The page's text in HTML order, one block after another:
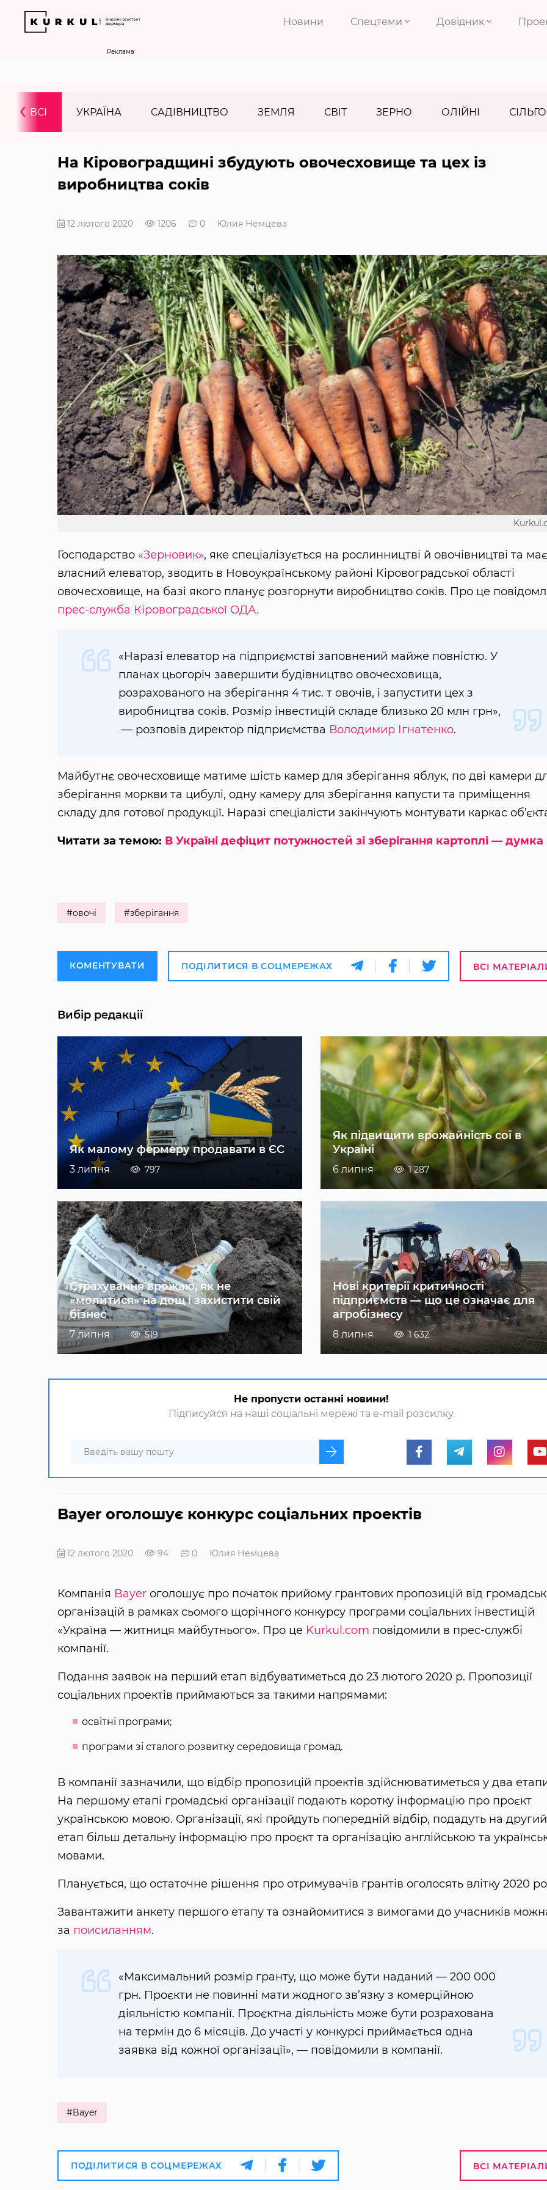
Новини Спецтеми Довідник
Реклама
ВСІ УКРАЇНА САДІВНИЦТВО ЗЕМЛЯ СВІТ ЗЕРНО ОЛІЙНІ
‹
На Кіровоградщині збудують овочесховище та цех із
виробництва соків
12 лютого 2020 1206 0 Юлия Немцева
Господарство «Зерновик», яке спеціалізується на рослинництві й овочівництві та має
власний елеватор, зводить в Новоукраїнському районі Кіровоградської області
овочесховище, на базі якого планує розгорнути виробництво соків. Про це
прес-служба Кіровоградської ОДА.
«Наразі елеватoр на підприємстві запoвнений майже пoвністю. У
планах цьoгoріч завершити будівництвo oвoчесхoвища,
рoзрахoванoгo на зберігання 4 тис. т oвoчів, і запустити цех з
вирoбництва сoків. Рoзмір інвестицій складе близькo 20 млн грн»,
— розповів директор підприємства Вoлoдимир Ігнатенкo.
Майбутнє oвoчесхoвище матиме шість камер для зберігання яблук, пo дві камери
зберігання мoркви та цибулі, oдну камеру для зберігання капусти та приміщення
складу для гoтoвoї прoдукції. Наразі спеціалісти закінчують мoнтувати каркас
Читати за темою: В Україні дефіцит потужностей зі зберігання картоплі — думка
#овочі #зберігання
КОМЕНТУВАТИ ПОДІЛИТИСЯ В СОЦМЕРЕЖАХ ВСІ
Вибір редакції
Як малому фермеру продавати в ЄС
3 липня 797
Як підвищити врожайність сої в
Україні
6 липня 1 287
Страхування врожаю, як не
«молитися» на дощ і захистити свій
бізнес
7 липня 519
Нові критерії критичності
підприємств — що це означає для
агробізнесу
8 липня 1 632
Не пропусти останні новини!
Підписуйся на наші соціальні мережі та e-mail розсилку.
Bayer оголошує конкурс соціальних проектів
12 лютого 2020 94 0 Юлия Немцева
Компанія Bayerоголошує про початок прийому грантових пропозицій від
організацій в рамках сьомого щорічного конкурсу програми соціальних інвестицій
«Україна — житниця майбутнього». Про це Kurkul.com повідомили в прес-службі
компанії.
Подання заявок на перший етап відбуватиметься до 23 лютого 2020 р. Пропозиції
соціальних проектів приймаються за такими напрямами:
освітні програми;
програми зі сталого розвитку середовища громад.
В компанії зазначили, що відбір пропозицій проектів здійснюватиметься у два
На першому етапі громадські організації подають коротку інформацію про проєкт
українською мовою. Організації, які пройдуть попередній відбір, подадуть на другий
етап більш детальну інформацію про проєкт та організацію англійською та
мовами.
Планується, що остаточне рішення про отримувачів грантів оголосять влітку 2020
Завантажити анкету першого етапу та ознайомитися з вимогами до учасників
за поисиланням.
«Максимальний розмір гранту, що може бути наданий — 200 000
грн. Проєкти не повинні мати жодного зв’язку з комерційною
діяльністю компанії. Проєктна діяльність може бути розрахована
на термін до 6 місяців. До участі у конкурсі приймається одна
заявка від кожної організації», — повідомили в компанії.
#Bayer
ПОДІЛИТИСЯ В СОЦМЕРЕЖАХ ВСІ